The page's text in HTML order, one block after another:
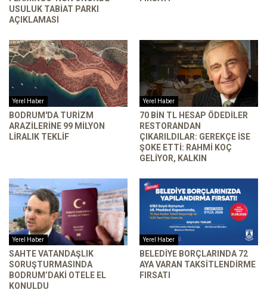
USULUK TABIAT PARKI
AÇIKLAMASI
Yerel Haber
BODRUM'DA TURIZM
ARAZILERINE 99 MILYON
LIRALIK TEKLIF
Yerel Haber
70 BIN TL HESAP ÖDEDILER
RESTORANDAN
ÇIKARILDILAR: GEREKÇE ISE
ŞOKE ETTI: RAHMI KOÇ
GELIYOR, KALKIN
Yerel Haber
SAHTE VATANDAŞLIK
SORUŞTURMASINDA
BODRUM’DAKI OTELE EL
KONULDU
Yerel Haber
BELEDIYE BORÇLARINDA 72
AYA VARAN TAKSITLENDIRME
FIRSATI